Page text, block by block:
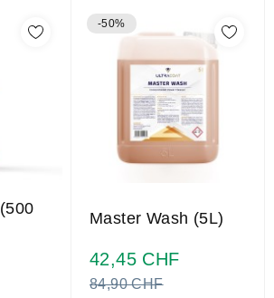
-50%
Master Wash (5L)
42,45 CHFPrezzo
84,90 CHF